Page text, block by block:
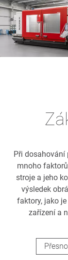
Při dosahování
mnoho
stroje a jeho
výsledek
faktory, jako
zařízení a